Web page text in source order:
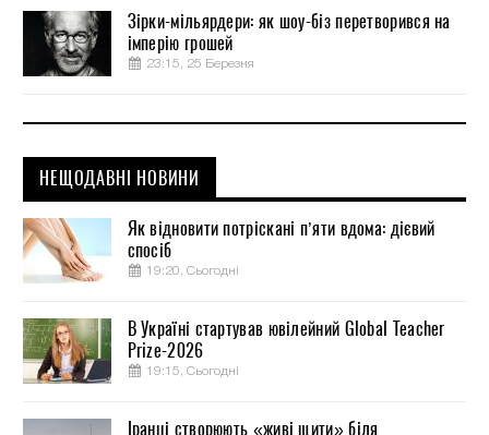
Зірки-мільярдери: як шоу-біз перетворився на
імперію грошей
23:15, 25 Березня
НЕЩОДАВНІ НОВИНИ
Як відновити потріскані п’яти вдома: дієвий
спосіб
19:20, Сьогодні
В Україні стартував ювілейний Global Teacher
Prize-2026
19:15, Сьогодні
Іранці створюють «живі щити» біля